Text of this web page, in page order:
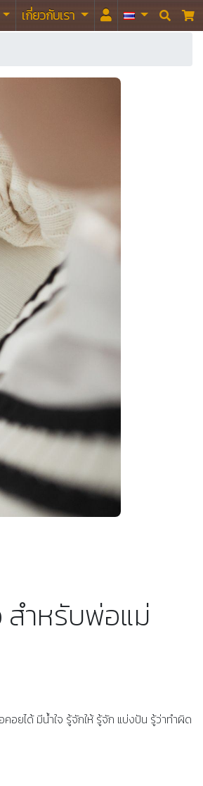
เกี่ยวกับเรา  
สำหรับพ่อแม่
ยได้ มีนํ้าใจ รู้จักให้ รู้จัก แบ่งปัน รู้ว่าทำผิด